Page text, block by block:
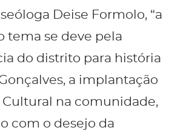
Deise Formolo, “a
tema se deve pela
do distrito para história
a implantação
Cultural na comunidade,
com o desejo da